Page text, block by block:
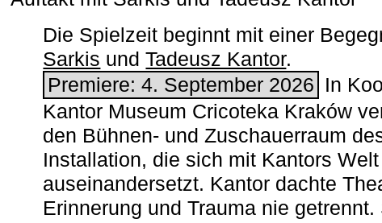
Die Spielzeit beginnt mit einer
Sarkis undTadeusz Kantor.
Premiere: 4. September 2026 In
Kantor Museum Cricoteka Kraków
den Bühnen- und Zuschauerraum
Installation, die sich mit Kantors Welt
auseinandersetzt. Kantor dachte
Erinnerung und Trauma nie getrennt.